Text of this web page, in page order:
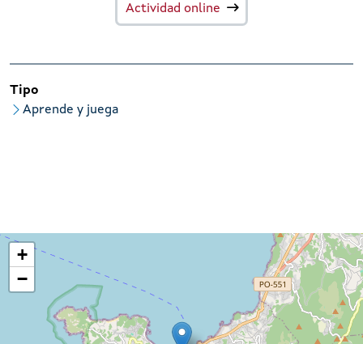
Actividad online
Tipo
Aprende y juega
+
−